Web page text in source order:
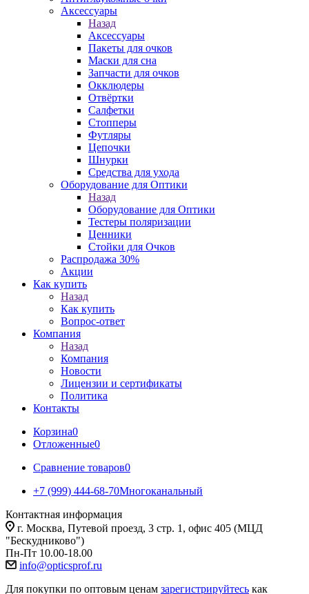
Аксессуары
Назад
Аксессуары
Пакеты для очков
Маски для сна
Запчасти для очков
Окклюдеры
Отвёртки
Салфетки
Стопперы
Футляры
Цепочки
Шнурки
Средства для ухода
Оборудование для Оптики
Назад
Оборудование для Оптики
Тестеры поляризации
Ценники
Стойки для Очков
Распродажа 30%
Акции
Как купить
Назад
Как купить
Вопрос-ответ
Компания
Назад
Компания
Новости
Лицензии и сертификаты
Политика
Контакты
Корзина0
Отложенные0
Сравнение товаров0
+7 (999) 444-68-70Многоканальный
Контактная информация
г. Москва, Путевой проезд, 3 стр. 1, офис 405 (МЦД
"Бескудниково")
Пн-Пт 10.00-18.00
info@opticsprof.ru
Для покупки по оптовым ценам зарегистрируйтесь как